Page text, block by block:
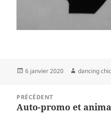
Publié
6 janvier 2020 Auteur
dancing
l’article
PRÉCÉDENT
Article
Auto-promo et